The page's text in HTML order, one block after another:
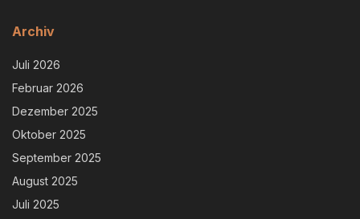
Archiv
Juli 2026
Februar 2026
Dezember 2025
Oktober 2025
September 2025
August 2025
Juli 2025